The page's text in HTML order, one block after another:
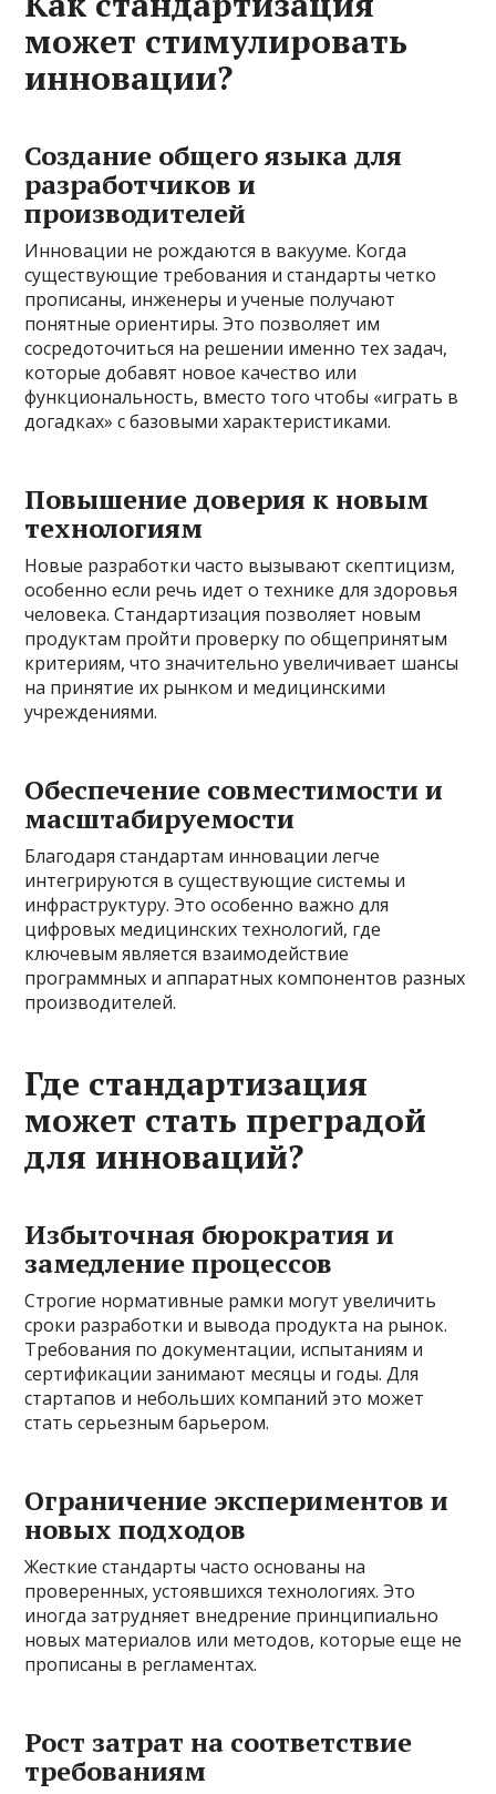
может стимулировать
инновации?
Создание общего языка для
разработчиков и
производителей
Инновации не рождаются в вакууме. Когда
существующие требования и стандарты четко
прописаны, инженеры и ученые получают
понятные ориентиры. Это позволяет им
сосредоточиться на решении именно тех задач,
которые добавят новое качество или
функциональность, вместо того чтобы «играть в
догадках» с базовыми характеристиками.
Повышение доверия к новым
технологиям
Новые разработки часто вызывают скептицизм,
особенно если речь идет о технике для здоровья
человека. Стандартизация позволяет новым
продуктам пройти проверку по общепринятым
критериям, что значительно увеличивает шансы
на принятие их рынком и медицинскими
учреждениями.
Обеспечение совместимости и
масштабируемости
Благодаря стандартам инновации легче
интегрируются в существующие системы и
инфраструктуру. Это особенно важно для
цифровых медицинских технологий, где
ключевым является взаимодействие
программных и аппаратных компонентов разных
производителей.
Где стандартизация
может стать преградой
для инноваций?
Избыточная бюрократия и
замедление процессов
Строгие нормативные рамки могут увеличить
сроки разработки и вывода продукта на рынок.
Требования по документации, испытаниям и
сертификации занимают месяцы и годы. Для
стартапов и небольших компаний это может
стать серьезным барьером.
Ограничение экспериментов и
новых подходов
Жесткие стандарты часто основаны на
проверенных, устоявшихся технологиях. Это
иногда затрудняет внедрение принципиально
новых материалов или методов, которые еще не
прописаны в регламентах.
Рост затрат на соответствие
требованиям